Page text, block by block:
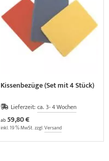
Kissenbezüge (Set mit 4 Stück)
Lieferzeit: ca. 3- 4 Wochen
ab 59,80 €
inkl. 19 % MwSt. zzgl.Versand